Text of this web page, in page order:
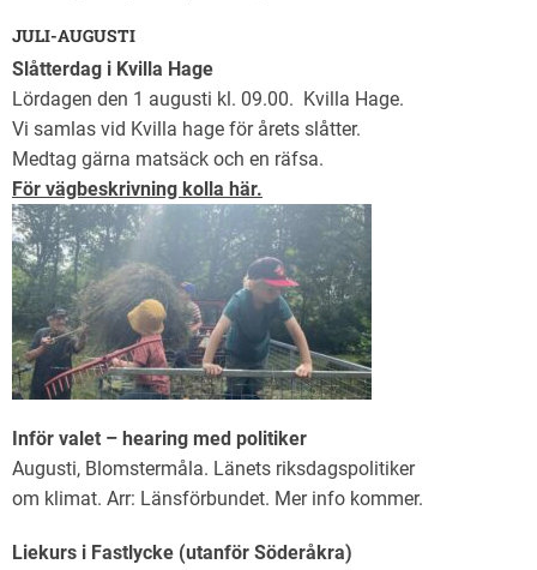
JULI-AUGUSTI
Slåtterdag i Kvilla Hage
Lördagen den 1 augusti kl. 09.00. Kvilla Hage.
Vi samlas vid Kvilla hage för årets slåtter.
Medtag gärna matsäck och en räfsa.
För vägbeskrivning kolla här.
Inför valet – hearing med politiker
Augusti, Blomstermåla. Länets riksdagspolitiker
om klimat. Arr: Länsförbundet. Mer info kommer.
Liekurs i Fastlycke (utanför Söderåkra)